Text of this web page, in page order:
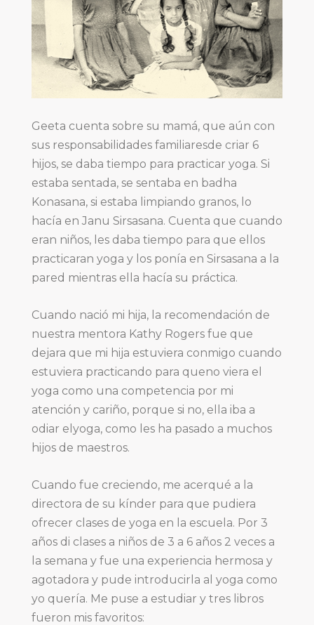
Geeta cuenta sobre su mamá, que aún con
sus responsabilidades familiaresde criar 6
hijos, se daba tiempo para practicar yoga. Si
estaba sentada, se sentaba en badha
Konasana, si estaba limpiando granos, lo
hacía en Janu Sirsasana. Cuenta que cuando
eran niños, les daba tiempo para que ellos
practicaran yoga y los ponía en Sirsasana a la
pared mientras ella hacía su práctica.
Cuando nació mi hija, la recomendación de
nuestra mentora Kathy Rogers fue que
dejara que mi hija estuviera conmigo cuando
estuviera practicando para queno viera el
yoga como una competencia por mi
atención y cariño, porque si no, ella iba a
odiar elyoga, como les ha pasado a muchos
hijos de maestros.
Cuando fue creciendo, me acerqué a la
directora de su kínder para que pudiera
ofrecer clases de yoga en la escuela. Por 3
años di clases a niños de 3 a 6 años 2 veces a
la semana y fue una experiencia hermosa y
agotadora y pude introducirla al yoga como
yo quería. Me puse a estudiar y tres libros
fueron mis favoritos: